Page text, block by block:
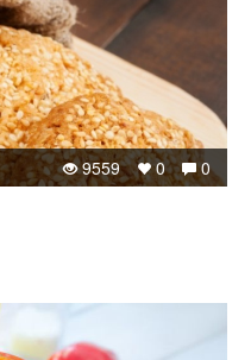
0
0
9559